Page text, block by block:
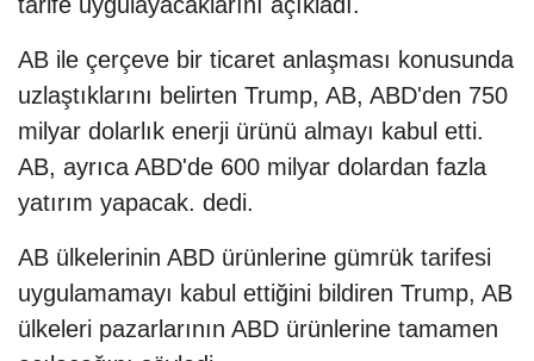
AB ile çerçeve bir ticaret anlaşması konusunda
uzlaştıklarını belirten Trump, AB, ABD'den 750
milyar dolarlık enerji ürünü almayı kabul etti.
AB, ayrıca ABD'de 600 milyar dolardan fazla
yatırım yapacak. dedi.
AB ülkelerinin ABD ürünlerine gümrük tarifesi
uygulamamayı kabul ettiğini bildiren Trump, AB
ülkeleri pazarlarının ABD ürünlerine tamamen